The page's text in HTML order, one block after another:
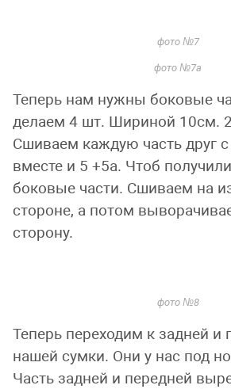
фото №7
фото №7а
Теперь нам нужны боковые
делаем 4 шт. Шириной 10см.
Сшиваем каждую часть друг
вместе и 5 +5а. Чтоб
боковые части. Сшиваем на
стороне, а потом
сторону.
фото №8
Теперь переходим к задней и
нашей сумки. Они у нас под
Часть задней и передней